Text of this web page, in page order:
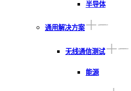
半导体
通用解决方案
无线通信测试
能源